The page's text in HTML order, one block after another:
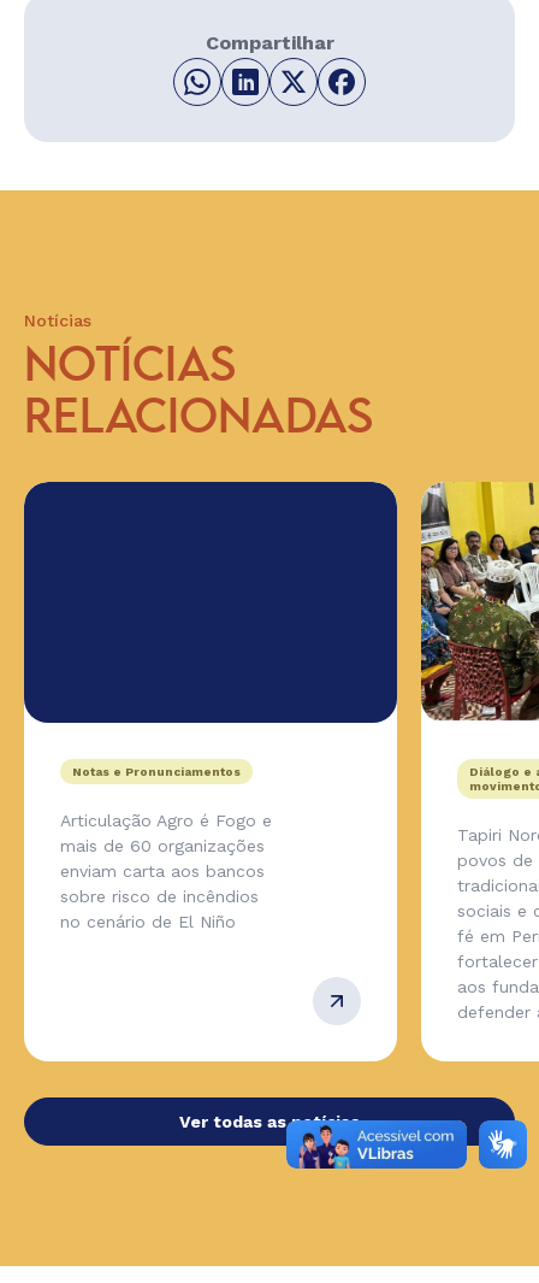
Compartilhar
Notícias
NOTÍCIAS
RELACIONADAS
Notas e Pronunciamentos
Articulação Agro é Fogo e
mais de 60 organizações
enviam carta aos bancos
sobre risco de incêndios
no cenário de El Niño
Diálogo e
Tapiri
povos de
sociais e
fé em
aos
defender
Ver todas as notícias